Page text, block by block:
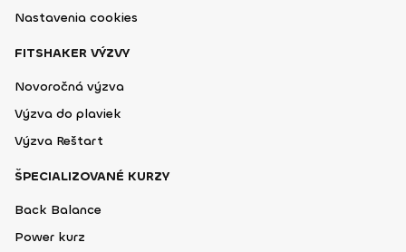
Nastavenia cookies
FITSHAKER VÝZVY
Novoročná výzva
Výzva do plaviek
Výzva Reštart
ŠPECIALIZOVANÉ KURZY
Back Balance
Power kurz